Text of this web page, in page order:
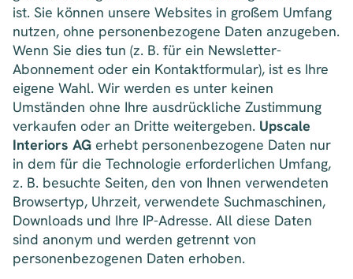
ist. Sie können unsere Websites in großem Umfang
nutzen, ohne personenbezogene Daten anzugeben.
Wenn Sie dies tun (z. B. für ein Newsletter-
Abonnement oder ein Kontaktformular), ist es Ihre
eigene Wahl. Wir werden es unter keinen
Umständen ohne Ihre ausdrückliche Zustimmung
verkaufen oder an Dritte weitergeben. Upscale
Interiors AG erhebt personenbezogene Daten nur
in dem für die Technologie erforderlichen Umfang,
z. B. besuchte Seiten, den von Ihnen verwendeten
Browsertyp, Uhrzeit, verwendete Suchmaschinen,
Downloads und Ihre IP-Adresse. All diese Daten
sind anonym und werden getrennt von
personenbezogenen Daten erhoben.